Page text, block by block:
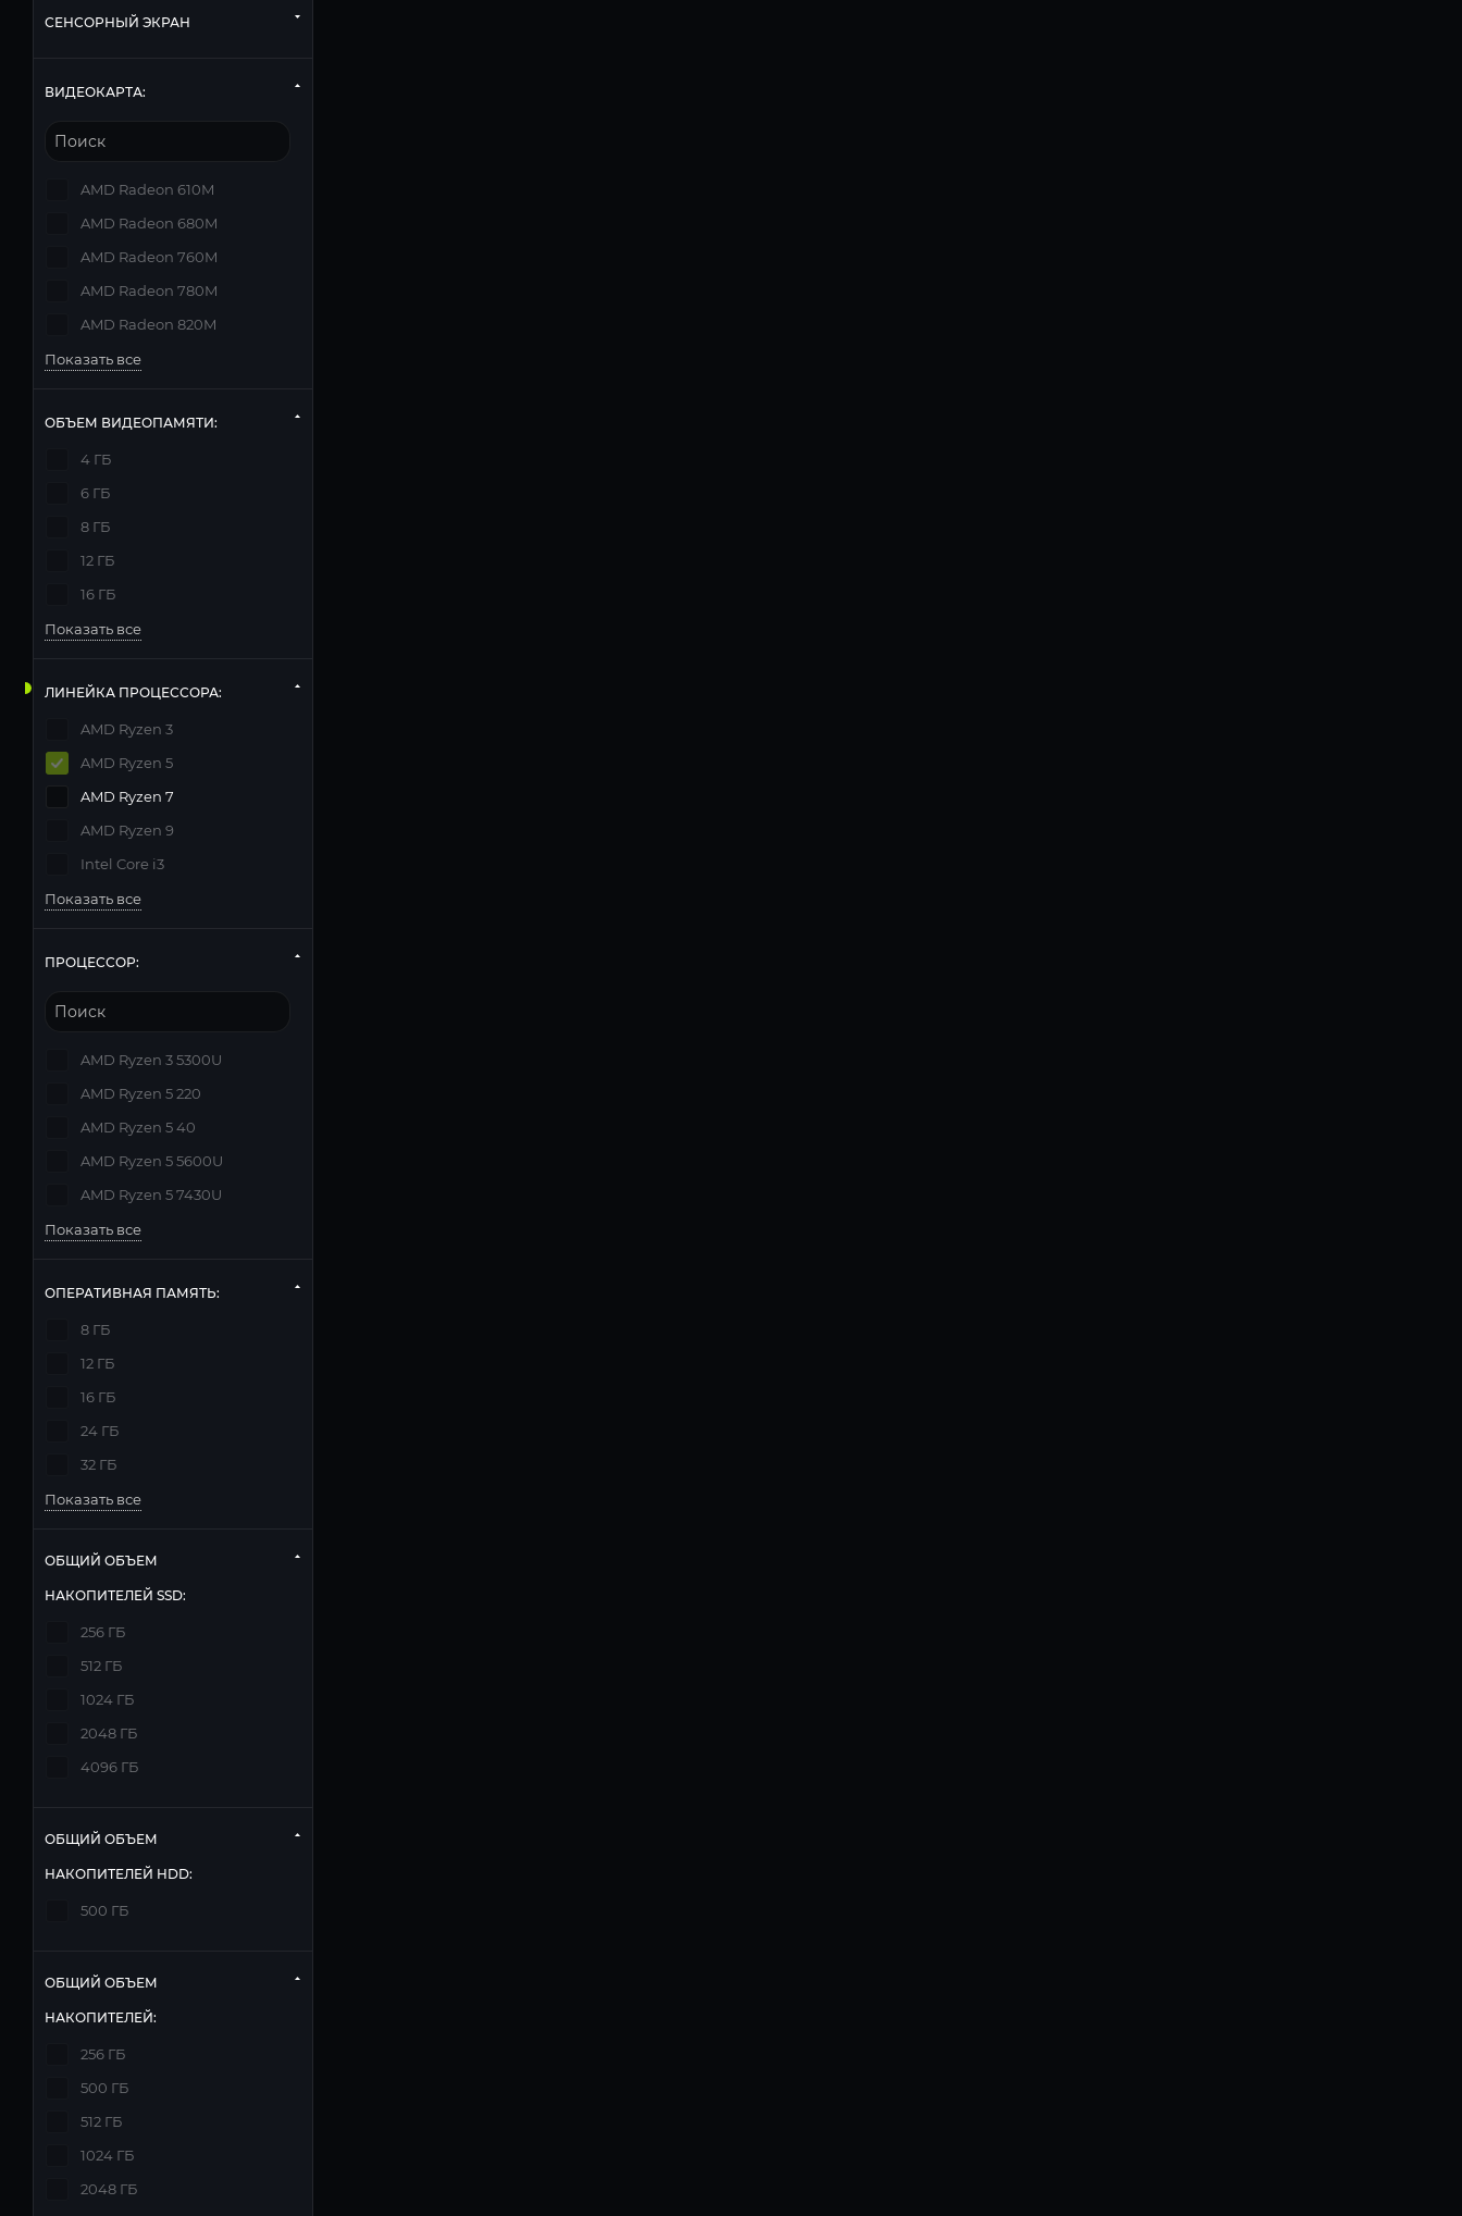
СЕНСОРНЫЙ ЭКРАН
ВИДЕОКАРТА:
AMD Radeon 610M
AMD Radeon 680M
AMD Radeon 760M
AMD Radeon 780M
AMD Radeon 820M
Показать все
ОБЪЕМ ВИДЕОПАМЯТИ:
4 ГБ
6 ГБ
8 ГБ
12 ГБ
16 ГБ
Показать все
ЛИНЕЙКА ПРОЦЕССОРА:
AMD Ryzen 3
AMD Ryzen 5
AMD Ryzen 7
AMD Ryzen 9
Intel Core i3
Показать все
ПРОЦЕССОР:
AMD Ryzen 3 5300U
AMD Ryzen 5 220
AMD Ryzen 5 40
AMD Ryzen 5 5600U
AMD Ryzen 5 7430U
Показать все
ОПЕРАТИВНАЯ ПАМЯТЬ:
8 ГБ
12 ГБ
16 ГБ
24 ГБ
32 ГБ
Показать все
ОБЩИЙ ОБЪЕМ
НАКОПИТЕЛЕЙ SSD:
256 ГБ
512 ГБ
1024 ГБ
2048 ГБ
4096 ГБ
ОБЩИЙ ОБЪЕМ
НАКОПИТЕЛЕЙ HDD:
500 ГБ
ОБЩИЙ ОБЪЕМ
НАКОПИТЕЛЕЙ:
256 ГБ
500 ГБ
512 ГБ
1024 ГБ
2048 ГБ